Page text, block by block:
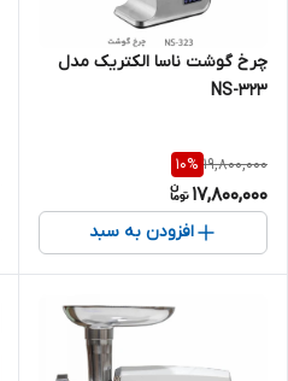
چرخ گوشت ناسا الکتریک مدل
NS-323
19,800,000
10%
17,800,000
افزودن به سبد